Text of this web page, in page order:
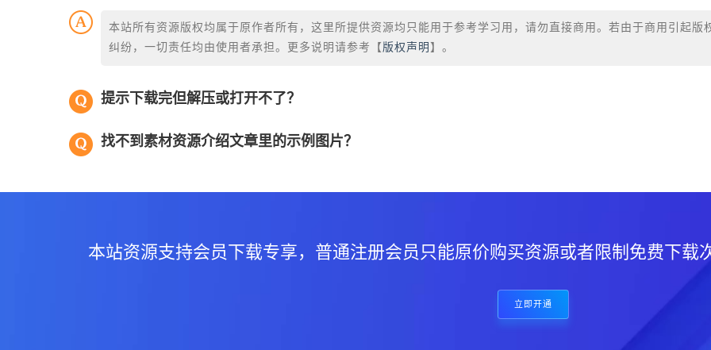
本站所有资源版权均属于原作者所有，这里所提供资源均只能用于参考学习用，请勿直接商用。若由于商用引起版
纠纷，一切责任均由使用者承担。更多说明请参考【 版权声明 】。
提示下载完但解压或打开不了？
找不到素材资源介绍文章里的示例图片？
本站资源支持会员下载专享，普通注册会员只能原价购买资源或者限制免费下载
立即开通